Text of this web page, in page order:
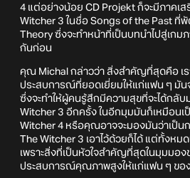
4 แต่อย่างน้อย CD Projekt ก็จะมีภาคเ
Witcher 3 ในชื่อ Songs of the Past
Theory ซึ่งจะทำหน้าที่เป็นบทนำไปสู่เกมภ
กันก่อน
คุณ Michal กล่าวว่า สิ่งสำคัญที่สุดคือ เ
ประสบการณ์ที่ยอดเยี่ยมให้แก่แฟน ๆ มัน
ซึ่งจะทำให้ผู้คนรู้สึกมีความสุขที่จะได้กลับ
Witcher 3 อีกครั้ง ในอีกมุมมันก็เหมือนเ
Witcher 4 หรือคุณอาจจะมองมันว่าเป็น
The Witcher 3 เอาไว้ด้วยก็ได้ แต่ทั้งห
เพราะสิ่งที่เป็นหัวใจสำคัญที่สุดในมุมมอ
ประสบการณ์คุณภาพสูงให้แก่แฟน ๆ ขอ